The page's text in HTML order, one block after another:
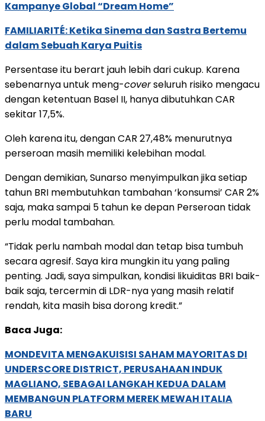
Kampanye Global “Dream Home”
FAMILIARITÉ: Ketika Sinema dan Sastra Bertemu
dalam Sebuah Karya Puitis
Persentase itu berart jauh lebih dari cukup. Karena
sebenarnya untuk meng-coverseluruh risiko mengacu
dengan ketentuan Basel II, hanya dibutuhkan CAR
sekitar 17,5%.
Oleh karena itu, dengan CAR 27,48% menurutnya
perseroan masih memiliki kelebihan modal.
Dengan demikian, Sunarso menyimpulkan jika setiap
tahun BRI membutuhkan tambahan ‘konsumsi’ CAR 2%
saja, maka sampai 5 tahun ke depan Perseroan tidak
perlu modal tambahan.
“Tidak perlu nambah modal dan tetap bisa tumbuh
secara agresif. Saya kira mungkin itu yang paling
penting. Jadi, saya simpulkan, kondisi likuiditas BRI baik-
baik saja, tercermin di LDR-nya yang masih relatif
rendah, kita masih bisa dorong kredit.”
Baca Juga:
MONDEVITA MENGAKUISISI SAHAM MAYORITAS DI
UNDERSCORE DISTRICT, PERUSAHAAN INDUK
MAGLIANO, SEBAGAI LANGKAH KEDUA DALAM
MEMBANGUN PLATFORM MEREK MEWAH ITALIA
BARU